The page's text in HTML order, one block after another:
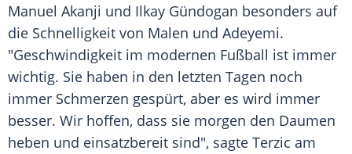
Manuel Akanji und Ilkay Gündogan besonders auf
die Schnelligkeit von Malen und Adeyemi.
"Geschwindigkeit im modernen Fußball ist immer
wichtig. Sie haben in den letzten Tagen noch
immer Schmerzen gespürt, aber es wird immer
besser. Wir hoffen, dass sie morgen den Daumen
heben und einsatzbereit sind", sagte Terzic am